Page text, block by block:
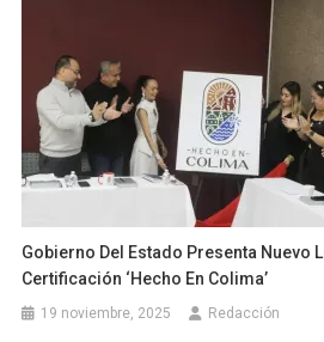
Gobierno Del Estado Presenta Nuevo
Certificación ‘Hecho En Colima’
19 noviembre, 2025 Redacción